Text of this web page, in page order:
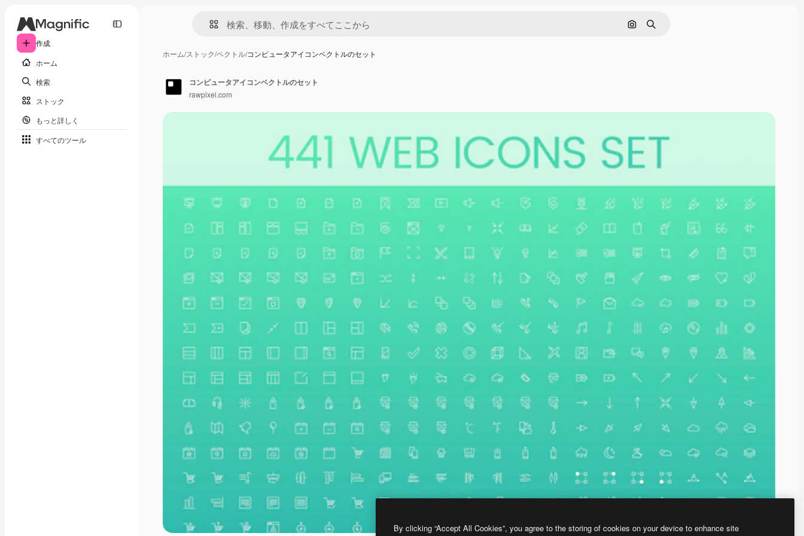
作成
ホーム
検索
ストック
もっと詳しく
すべてのツール
画像で検索
検索
ホーム/ストック/ベクトル/コンピュータアイコンベクトルのセット
コンピュータアイコンベクトルのセット
rawpixel.com
By clicking “Accept All Cookies”, you agree to the storing of cookies on your device to enhance site